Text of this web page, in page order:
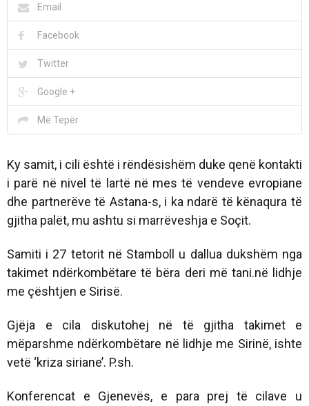
Email
Facebook
Twitter
Google +
Më Tepër
Ky samit, i cili është i rëndësishëm duke qenë kontakti
i parë në nivel të lartë në mes të vendeve evropiane
dhe partnerëve të Astana-s, i ka ndarë të kënaqura të
gjitha palët, mu ashtu si marrëveshja e Soçit.
Samiti i 27 tetorit në Stamboll u dallua dukshëm nga
takimet ndërkombëtare të bëra deri më tani.në lidhje
me çështjen e Sirisë.
Gjëja e cila diskutohej në të gjitha takimet e
mëparshme ndërkombëtare në lidhje me Sirinë, ishte
vetë ‘kriza siriane’. P.sh.
Konferencat e Gjenevës, e para prej të cilave u